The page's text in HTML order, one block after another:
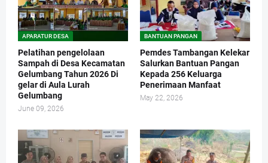
APARATUR DESA
Pelatihan pengelolaan
Sampah di Desa Kecamatan
Gelumbang Tahun 2026 Di
gelar di Aula Lurah
Gelumbang
June 09, 2026
BANTUAN PANGAN
Pemdes Tambangan Kelekar
Salurkan Bantuan Pangan
Kepada 256 Keluarga
Penerimaan Manfaat
May 22, 2026